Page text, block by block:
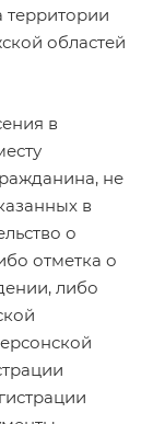
территории
областей
в
не
в
о
отметка о
либо